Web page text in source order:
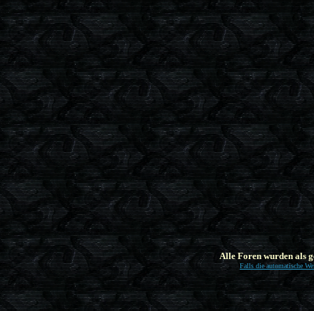
Alle Foren wurden als
Falls die automatische